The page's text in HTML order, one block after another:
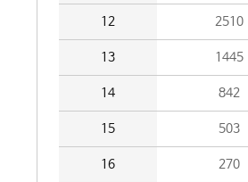
12 2510
13 1445
14 842
15 503
16 270